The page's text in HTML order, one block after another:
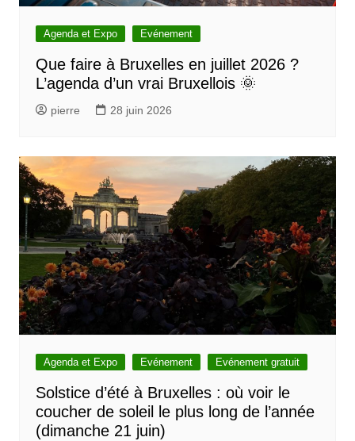
Agenda et Expo Evénement
Que faire à Bruxelles en juillet 2026 ?
L’agenda d’un vrai Bruxellois 🌞
pierre 28 juin 2026
Agenda et Expo Evénement Evénement gratuit
Solstice d’été à Bruxelles : où voir le
coucher de soleil le plus long de l’année
(dimanche 21 juin)